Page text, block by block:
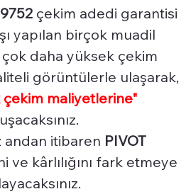
çekim adedi garantisi
yapılan birçok muadil
daha yüksek çekim
görüntülerle ulaşarak,
maliyetlerine"
andan itibaren PIVOT
ve kârlılığını fark etmeye